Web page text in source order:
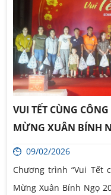
VUI TẾT CÙNG
MỪNG XUÂN BÍNH
09/02/2026
Chương trình “Vui Tết
Mừng Xuân Bính Ngọ